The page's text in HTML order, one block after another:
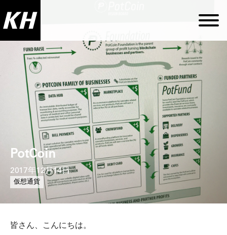
PotCoin
2017年12月14日
仮想通貨
皆さん、こんにちは。